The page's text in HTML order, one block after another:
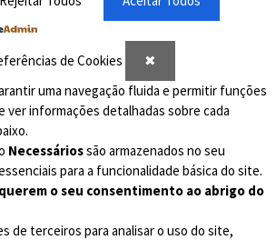
de Cookies
✖
uma navegação fluida e permitir funções
ver informações detalhadas sobre cada
Necessáriossão armazenados no seu
para a funcionalidade básica do site.
o seu consentimento ao abrigo do
de terceiros para analisar o uso do site,